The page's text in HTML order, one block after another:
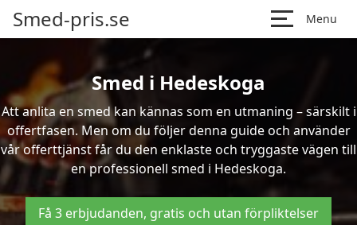
Smed-pris.se Menu
Smed i Hedeskoga
Att anlita en smed kan kännas som en utmaning – särskilt i
offertfasen. Men om du följer denna guide och använder
vår offerttjänst får du den enklaste och tryggaste vägen till
en professionell smed i Hedeskoga.
Få 3 erbjudanden, gratis och utan förpliktelser